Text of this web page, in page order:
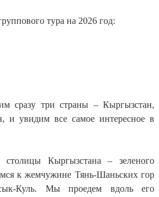
тура на 2026 год:
сразу три страны – Кыргызстан,
и увидим все самое интересное в
столицы Кыргызстана – зеленого
к жемчужине Тянь-Шаньских гор
Куль. Мы проедем вдоль его